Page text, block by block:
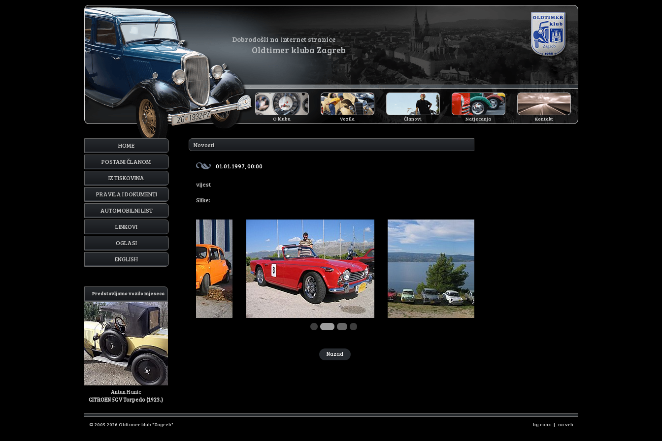
Dobrodošli na internet stranice
Oldtimer kluba Zagreb
O klubu Vozila Članovi Natjecanja Kontakt
HOME
POSTANI ČLANOM
IZ TISKOVINA
PRAVILA I DOKUMENTI
AUTOMOBILNI LIST
LINKOVI
OGLASI
ENGLISH
Predstavljamo vozilo mjeseca
Antun Hanic
CITROEN 5CV Torpedo (1923.)
Novosti
01.01.1997, 00:00
vijest
Slike:
Nazad
© 2005-2026 Oldtimer klub "Zagreb" by coax | na vrh